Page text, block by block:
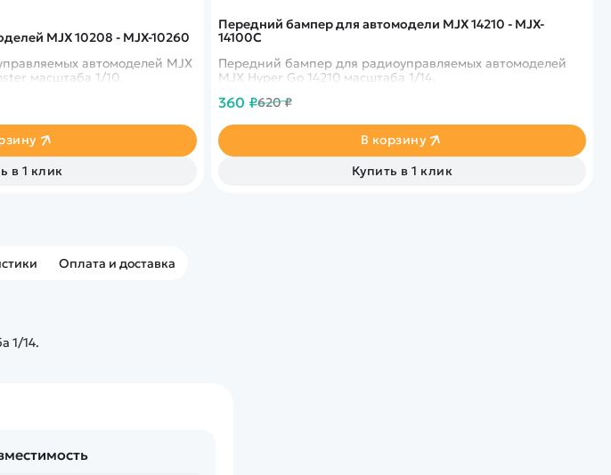
MJX 10208 - MJX-10260
автомоделей MJX
масштаба 1/10.
в 1 клик
Передний бампер для автомодели MJX 14210 - MJX-
14100C
Передний бампер для радиоуправляемых автомоделей
MJX Hyper Go 14210 масштаба 1/14.
360 ₽620 ₽
В корзину
Купить в 1 клик
Оплата и доставка
1/14.